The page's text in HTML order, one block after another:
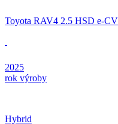
Toyota RAV4 2.5 HSD e-
2025
rok výroby
Hybrid